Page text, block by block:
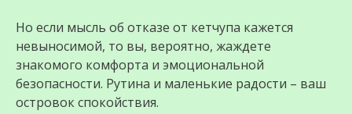
Но если мысль об отказе от кетчупа кажется
невыносимой, то вы, вероятно, жаждете
знакомого комфорта и эмоциональной
безопасности. Рутина и маленькие радости – ваш
островок спокойствия.